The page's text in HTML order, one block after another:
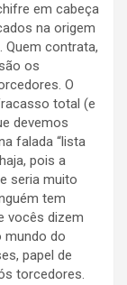
em cabeça
na origem
Quem contrata,
os
O
total (e
devemos
falada “lista
pois a
seria muito
tem
vocês dizem
mundo do
papel de
torcedores.